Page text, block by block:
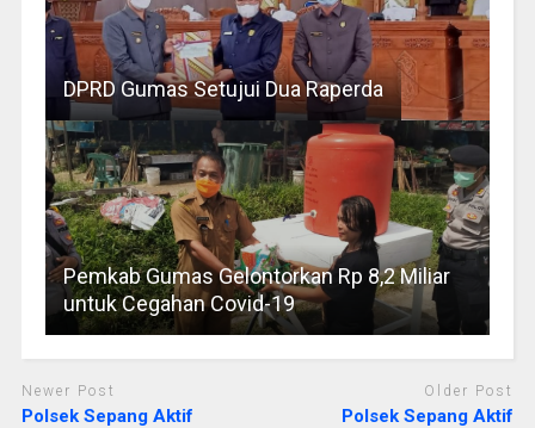
DPRD Gumas Setujui Dua Raperda
Pemkab Gumas Gelontorkan Rp 8,2 Miliar
untuk Cegahan Covid-19
Newer Post
Polsek Sepang Aktif
Older Post
Polsek Sepang Aktif